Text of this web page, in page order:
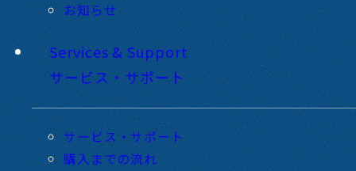
お知らせ
Services & Support
サービス・サポート
サービス・サポート
購入までの流れ